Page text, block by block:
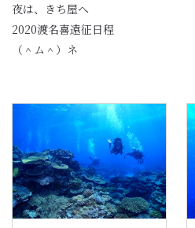
夜は、きち屋へ
2020渡名喜遠征日程
（＾ム＾）ネ